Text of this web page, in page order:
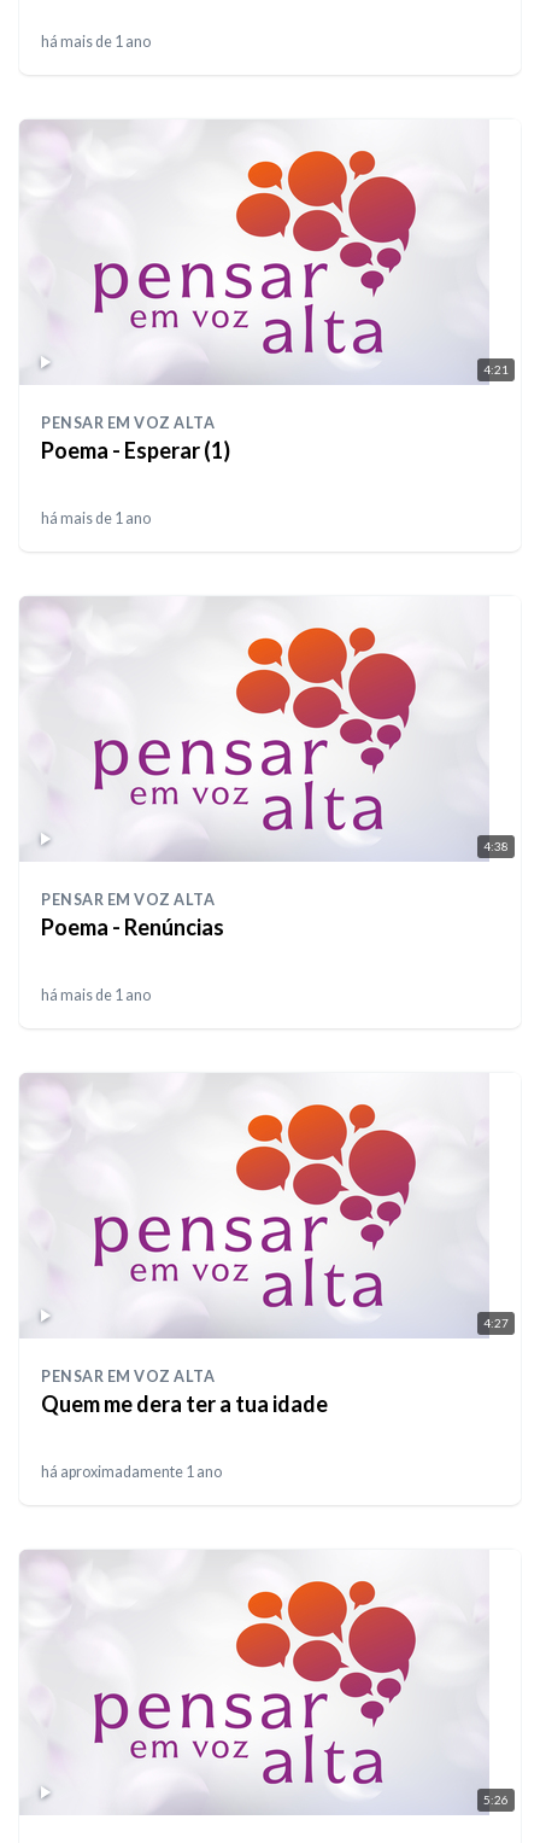
há mais de 1 ano
4:21
PENSAR EM VOZ ALTA
Poema - Esperar (1)
há mais de 1 ano
4:38
PENSAR EM VOZ ALTA
Poema - Renúncias
há mais de 1 ano
4:27
PENSAR EM VOZ ALTA
Quem me dera ter a tua idade
há aproximadamente 1 ano
5:26